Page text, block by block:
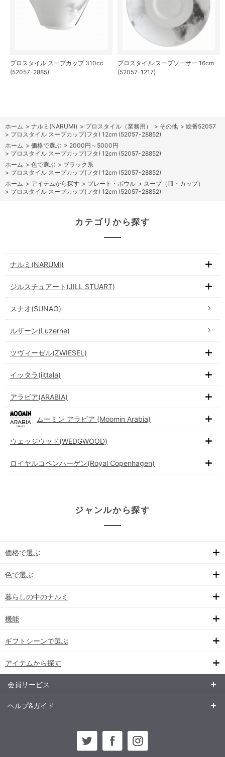
プロスタイル スープカップ 310cc
(52057-2885)
プロスタイル スープソーサー 16cm
(52057-1217)
ホーム > ナルミ(NARUMI) > プロスタイル（業務用） > その他 > 絵番52057
> プロスタイル スープカップ(フタ) 12cm (52057-28852)
ホーム > 価格で選ぶ > 2000円～5000円
> プロスタイル スープカップ(フタ) 12cm (52057-28852)
ホーム > 色で選ぶ > ブラック系
> プロスタイル スープカップ(フタ) 12cm (52057-28852)
ホーム > アイテムから探す > プレート・ボウル > スープ（皿・カップ）
> プロスタイル スープカップ(フタ) 12cm (52057-28852)
カテゴリから探す
ナルミ(NARUMI)
ジルスチュアート(JILL STUART)
スナオ(SUNAO)
ルザーン(Luzerne)
ツヴィーゼル(ZWIESEL)
イッタラ(iittala)
アラビア(ARABIA)
ムーミン アラビア (Moomin Arabia)
ウェッジウッド(WEDGWOOD)
ロイヤルコペンハーゲン(Royal Copenhagen)
ジャンルから探す
価格で選ぶ
色で選ぶ
暮らしの中のナルミ
機能
ギフトシーンで選ぶ
アイテムから探す
会員サービス
ヘルプ&ガイド